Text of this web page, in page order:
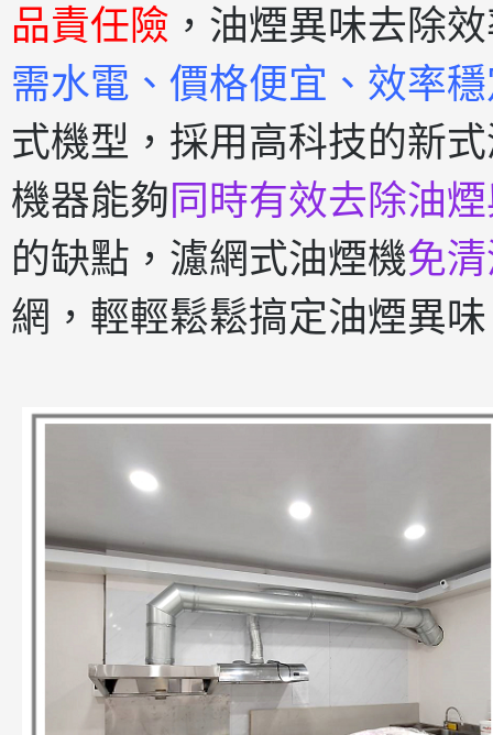
品責任險 ，油煙異味去除
需水電、價格便宜、效率
式機型，採用高科技的新
機器能夠 同時有效去除油
的缺點，濾網式油煙機免
網，輕輕鬆鬆搞定油煙異